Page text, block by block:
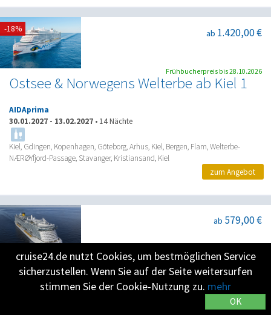
Ostsee & Norwegens Welterbe ab Kiel 1
ab 1.420,00 €
AIDAprima
30.01.2027 - 13.02.2027 • 14 Nächte
Kiel, Gdingen, Kopenhagen, Göteborg, Arhus, Kiel, Bergen, Flam, Welterbe-
NÆRØYfjord-Passage, Stavanger, Kristiansand, Kiel
-18%
Frühbucherpreis bis 28.10.2026
zum Angebot
Italien, Frankreich, Spanien, Balearen
(Spanien)
ab 579,00 €
cruise24.de nutzt Cookies, um bestmöglichen Service
sicherzustellen. Wenn Sie auf der Seite weitersurfen
stimmen Sie der Cookie-Nutzung zu. mehr
OK